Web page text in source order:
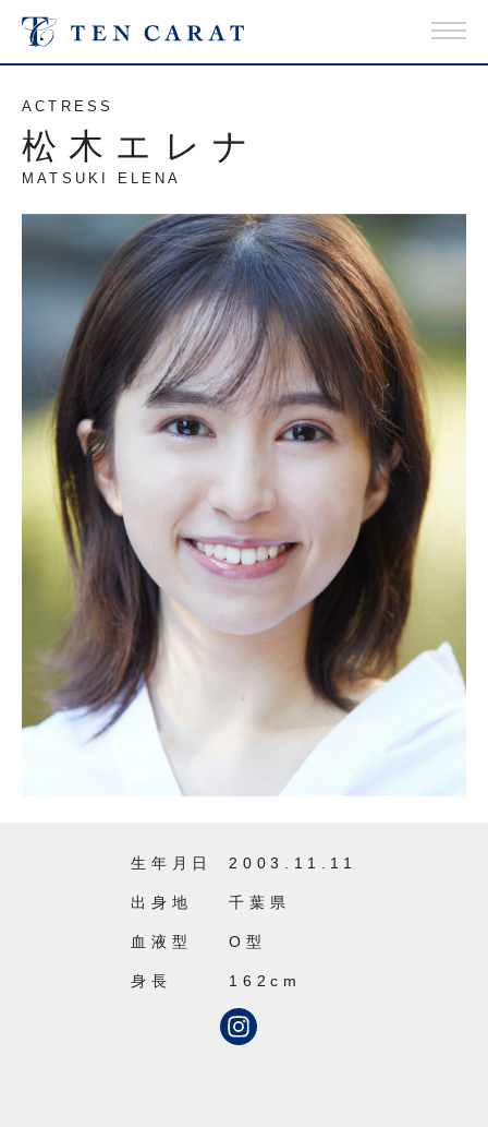
ACTRESS
松木エレナ
MATSUKI ELENA
生年月日 2003.11.11
出身地 千葉県
血液型 O型
身長 162cm